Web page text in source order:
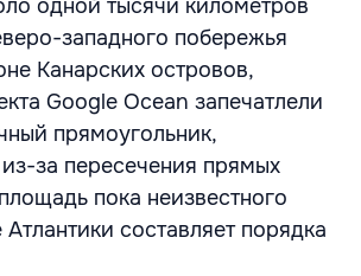
одной тысячи километров
западного побережья
Канарских островов,
Google Ocean запечатлели
прямоугольник,
за пересечения прямых
пока неизвестного
составляет порядка